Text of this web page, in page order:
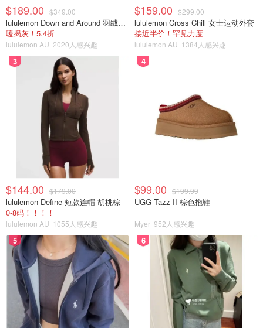
$189.00 $349.00
lululemon Down and Around 羽绒夹克
暖揭灰！5.4折
lululemon AU 2020人感兴趣
$159.00 $299.00
lululemon Cross Chill 女士运动外套
接近半价！罕见力度
lululemon AU 1384人感兴趣
3
$144.00 $179.00
lululemon Define 短款连帽 胡桃棕
0-8码！！！！
lululemon AU 1055人感兴趣
4
$99.00 $199.99
UGG Tazz II 棕色拖鞋
Myer 952人感兴趣
5 6